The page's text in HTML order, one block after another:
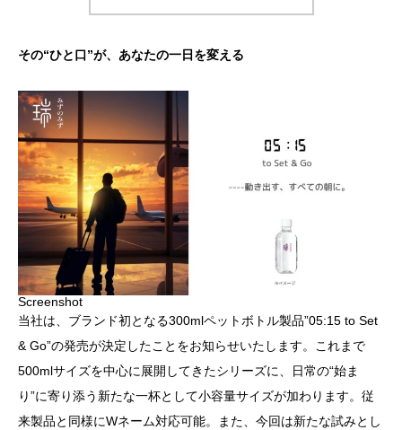
その“ひと口”が、あなたの一日を変える
Screenshot
当社は、ブランド初となる300mlペットボトル製品”05:15 to Set
& Go”の発売が決定したことをお知らせいたします。これまで
500mlサイズを中心に展開してきたシリーズに、日常の“始ま
り”に寄り添う新たな一杯として小容量サイズが加わります。従
来製品と同様にWネーム対応可能。また、今回は新たな試みとし